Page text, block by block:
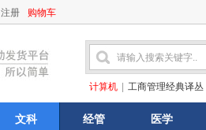
注册 购物车
计算机 工商管理经典译丛
文科 经管 医学